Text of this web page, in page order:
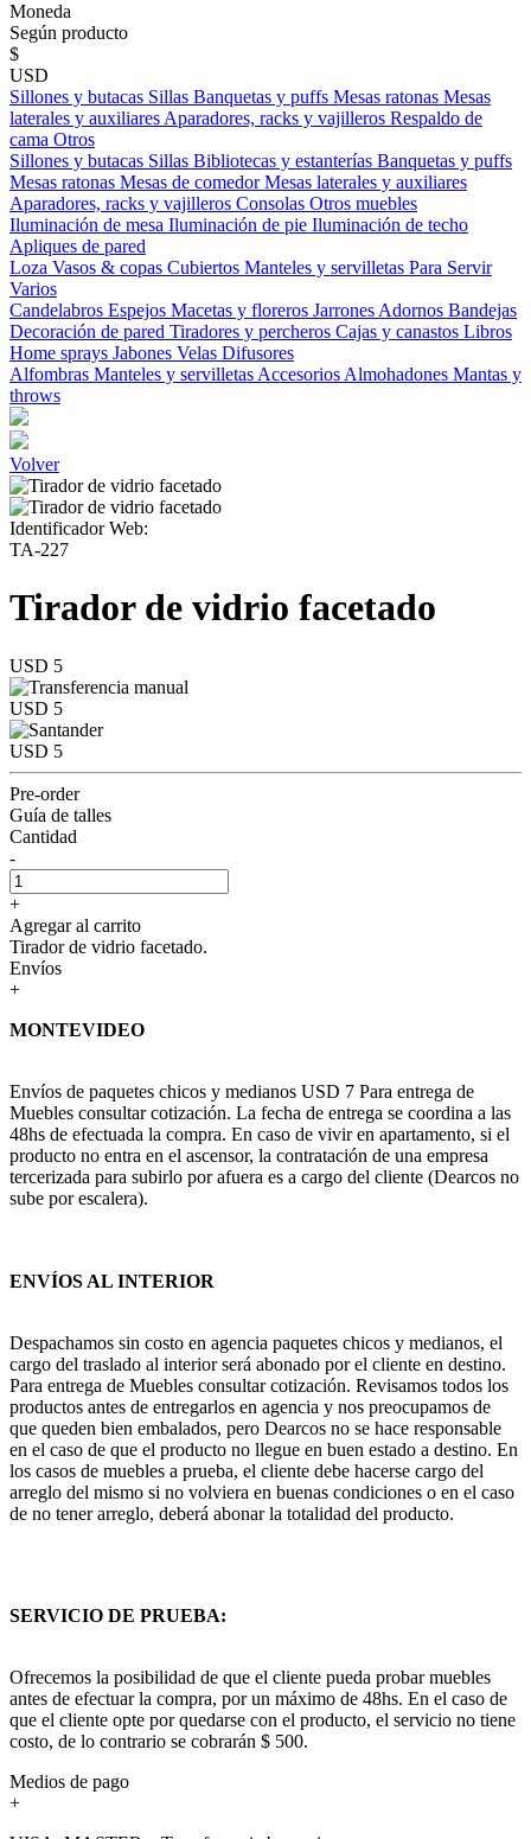
Moneda
Según producto
$
USD
Sillones y butacas Sillas Banquetas y puffs Mesas ratonas Mesas
laterales y auxiliares Aparadores, racks y vajilleros Respaldo de
cama Otros
Sillones y butacas Sillas Bibliotecas y estanterías Banquetas y puffs
Mesas ratonas Mesas de comedorMesas laterales y auxiliares
Aparadores, racks y vajilleros Consolas Otros muebles
Iluminación de mesa Iluminación de pie Iluminación de techo
Apliques de pared
Loza Vasos & copas Cubiertos Manteles y servilletas Para Servir
Varios
Candelabros Espejos Macetas y floreros Jarrones Adornos Bandejas
Decoración de pared Tiradores y percheros Cajas y canastos Libros
Home sprays Jabones Velas Difusores
Alfombras Manteles y servilletas Accesorios Almohadones Mantas y
throws
Volver
Identificador Web:
TA-227
Tirador de vidrio facetado
USD 5
USD 5
USD 5
Pre-order
Guía de talles
Cantidad
-
+
Agregar al carrito
Tirador de vidrio facetado.
Envíos
+
MONTEVIDEO
Envíos de paquetes chicos y medianos USD 7 Para entrega de
Muebles consultar cotización. La fecha de entrega se coordina a las
48hs de efectuada la compra. En caso de vivir en apartamento, si el
producto no entra en el ascensor, la contratación de una empresa
tercerizada para subirlo por afuera es a cargo del cliente (Dearcos no
sube por escalera).
ENVÍOS AL INTERIOR
Despachamos sin costo en agencia paquetes chicos y medianos, el
cargo del traslado al interior será abonado por el cliente en destino.
Para entrega de Muebles consultar cotización. Revisamos todos los
productos antes de entregarlos en agencia y nos preocupamos de
que queden bien embalados, pero Dearcos no se hace responsable
en el caso de que el producto no llegue en buen estado a destino. En
los casos de muebles a prueba, el cliente debe hacerse cargo del
arreglo del mismo si no volviera en buenas condiciones o en el caso
de no tener arreglo, deberá abonar la totalidad del producto.
SERVICIO DE PRUEBA:
Ofrecemos la posibilidad de que el cliente pueda probar muebles
antes de efectuar la compra, por un máximo de 48hs. En el caso de
que el cliente opte por quedarse con el producto, el servicio no tiene
costo, de lo contrario se cobrarán $ 500.
Medios de pago
+